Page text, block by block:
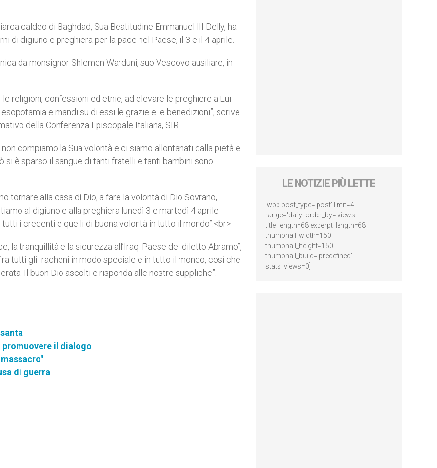
caldeo di Baghdad, Sua Beatitudine Emmanuel III Delly, ha
di digiuno e preghiera per la pace nel Paese, il 3 e il 4 aprile.
da monsignor Shlemon Warduni, suo Vescovo ausiliare, in
religioni, confessioni ed etnie, ad elevare le preghiere a Lui
e mandi su di essi le grazie e le benedizioni”, scrive
della Conferenza Episcopale Italiana, SIR.
compiamo la Sua volontà e ci siamo allontanati dalla pietà e
si è sparso il sangue di tanti fratelli e tanti bambini sono
tornare alla casa di Dio, a fare la volontà di Dio Sovrano,
al digiuno e alla preghiera lunedì 3 e martedì 4 aprile
i credenti e quelli di buona volontà in tutto il mondo”.<br>
la tranquillità e la sicurezza all’Iraq, Paese del diletto Abramo”,
tutti gli Iracheni in modo speciale e in tutto il mondo, così che
Il buon Dio ascolti e risponda alle nostre suppliche”.
promuovere il dialogo
di guerra
LE NOTIZIE PIÙ LETTE
[wpp post_type='post' limit=4
range='daily' order_by='views'
title_length=68 excerpt_length=68
thumbnail_width=150
thumbnail_height=150
thumbnail_build='predefined'
stats_views=0]